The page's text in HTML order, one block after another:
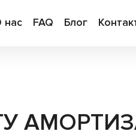
нас FAQ Блог